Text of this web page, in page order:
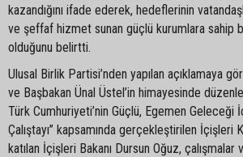
kazandığını ifade ederek, hedeflerinin
ve şeffaf hizmet sunan güçlü kurumlara sahip
olduğunu belirtti.
Ulusal Birlik Partisi’nden yapılan açıklamaya
ve Başbakan Ünal Üstel’in himayesinde
Türk Cumhuriyeti’nin Güçlü, Egemen
Çalıştayı” kapsamında gerçekleştirilen İçişleri
katılan İçişleri Bakanı Dursun Oğuz, çalışmalar